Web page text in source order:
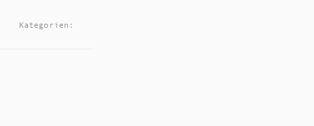
Kategorien: